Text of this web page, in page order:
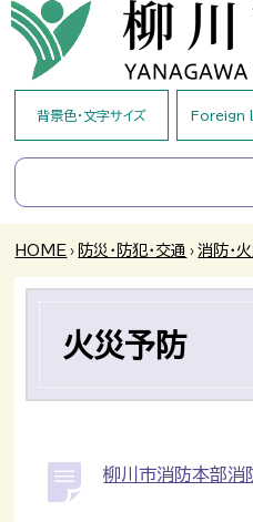
背景色・文字サイズ Foreign
HOME › 防災・防犯・交通 › 消防・
火災予防
柳川市消防本部消